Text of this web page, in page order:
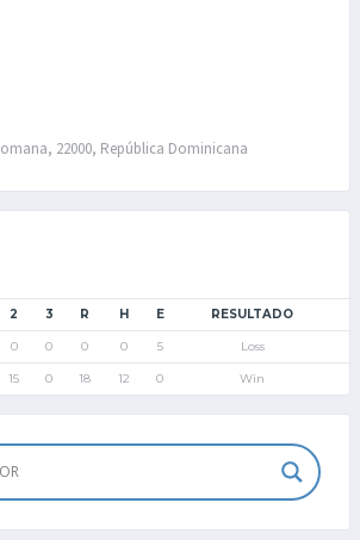
22000, República Dominicana
2 3 R H E RESULTADO
0 0 0 0 5 Loss
15 0 18 12 0 Win